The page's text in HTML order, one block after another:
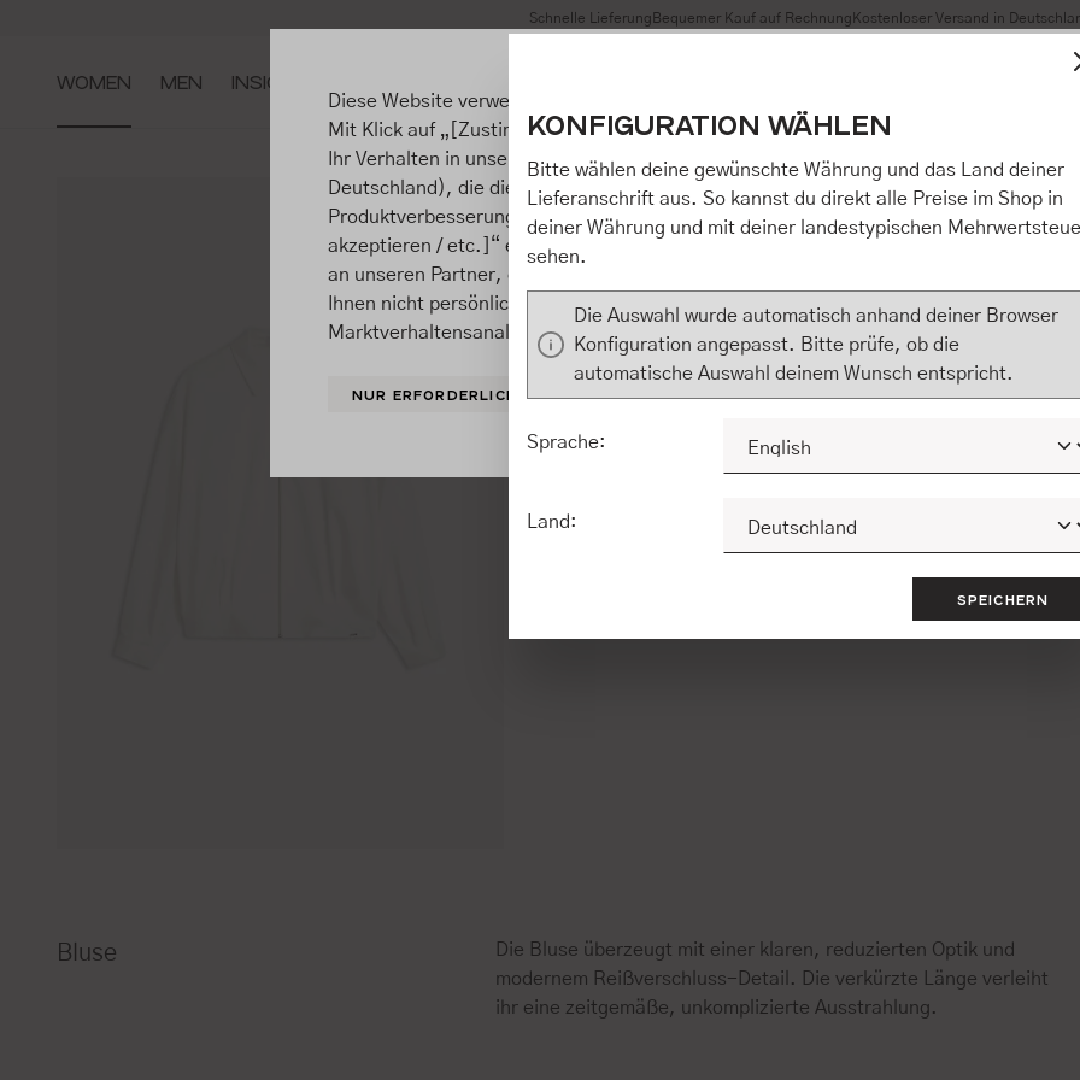
Zur Hauptnavigation springen Schnelle Lieferung Bequemer Kauf auf Rechnung Kostenloser Versand in
WOMEN MEN INSIGHTS
Bluse
Die Bluse überzeugt mit einer klaren, reduzierten Optik und
modernem Reißverschluss-Detail. Die verkürzte Länge verleiht
ihr eine zeitgemäße, unkomplizierte Ausstrahlung.
Diese Website verwendet Cookies, um eine bestmögliche Erfahrung bieten zu können.
Mit Klick auf „[Zustimmen / Alles akzeptieren / etc.]“ erteilen Sie Ihre Einwilligung
Ihr Verhalten in unserem Shop an unseren Partner, die shopware AG (Ebbinghoff 10,
Deutschland), die diese Daten Ihnen nicht persönlich zuordnen kann, sie aber zu
Produktverbesserungen, Marktverhaltensanalysen) verarbeiten darf. Mit Klick auf
akzeptieren / etc.]“ erteilen Sie Ihre Einwilligung auch in die Weitergabe über Ihr
an unseren Partner, die shopware AG (Ebbinghoff 10, 48624 Schöppingen,
Ihnen nicht persönlich zuordnen kann, sie aber zu eigenen Zwecken (z.B.
Marktverhaltensanalysen) verarbeiten darf.
NUR ERFORDERLICHE KONFIGURIEREN ALLE COOKIES
KONFIGURATION WÄHLEN
Bitte wählen deine gewünschte Währung und das Land deiner
Lieferanschrift aus. So kannst du direkt alle Preise im Shop in
deiner Währung und mit deiner landestypischen
sehen.
Die Auswahl wurde automatisch anhand deiner Browser
Konfiguration angepasst. Bitte prüfe, ob die
automatische Auswahl deinem Wunsch entspricht.
Sprache:
Land:
SPEICHERN